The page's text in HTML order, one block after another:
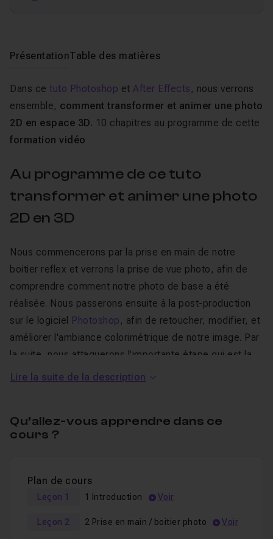
PrésentationTable des matières
Dans ce tuto Photoshop et After Effects , nous verrons
ensemble, comment transformer et animer une photo
2D en espace 3D. 10 chapitres au programme de cette
formation vidéo
Au programme de ce tuto
transformer et animer une photo
2D en 3D
Nous commencerons par la prise en main de notre
boitier reflex et verrons la prise de vue photo, afin de
comprendre comment notre photo de base a été
réalisée. Nous passerons ensuite à la post-production
sur le logiciel Photoshop , afin de retoucher, modifier, et
améliorer l'ambiance colorimétrique de notre image. Par
la suite, nous attaquerons l'importante étape qui est la
décomposition des plans par points de fuites
Nous basculerons dans le logicielAfter Effects
ré-emboiter et reconstituer cette photo 2D en un
de photo 3D !
lumières, intégration d'éléments animés ...
Lire la suite de la description
Qu’allez-vous apprendre dans ce
cours ?
Plan de cours
Leçon 1 1 Introduction Voir
Leçon 2 2 Prise en main / boitier photo Voir